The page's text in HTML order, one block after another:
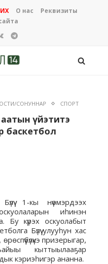
О нас
Реквизиты
СОНУННАР СПОРТ
аатын үйэтитэ
баскетбол
1-кы нүөмэрдээх
иһинэн
Бу күрэх оскуолабыт
Бүлүү улууһун хас
призерыгар,
кыттыылааҕар
кэриэһигэр ананна.